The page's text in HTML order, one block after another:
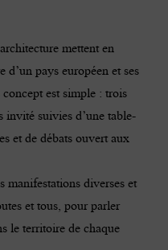
mettent en
d’un pays européen et ses
est simple : trois
invité suivies d’une table-
et de débats ouvert aux
manifestations diverses et
et tous, pour parler
le territoire de chaque